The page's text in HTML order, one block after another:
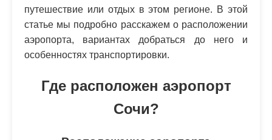
путешествие или отдых в этом регионе. В этой
статье мы подробно расскажем о расположении
аэропорта, вариантах добраться до него и
особенностях транспортировки.
Где расположен аэропорт
Сочи?